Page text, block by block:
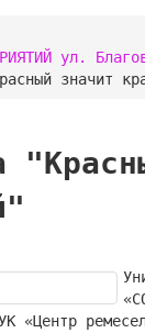
ул.
значит
«Центр